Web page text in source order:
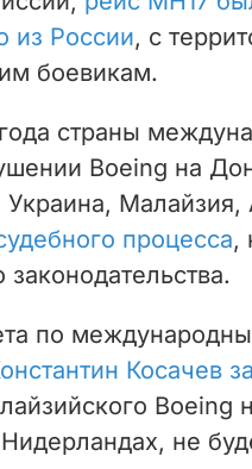
из России, с
боевикам.
страны
Boeing на
Малайзия,
процесса,
законодательства.
по
Косачев
Boeing
Нидерландах, не